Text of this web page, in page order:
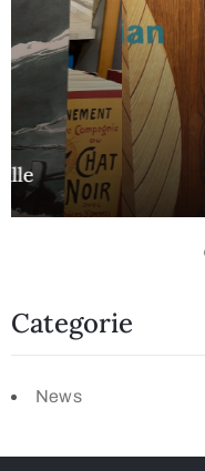
28
“Il
Categorie
News